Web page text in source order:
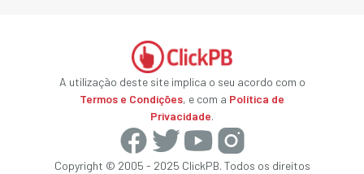
A utilização deste site implica o seu acordo com o
Termos e Condições, e com a Política de
Privacidade.
Copyright © 2005 - 2025 ClickPB. Todos os direitos